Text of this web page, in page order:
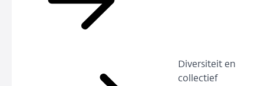
Diversiteit en
collectief